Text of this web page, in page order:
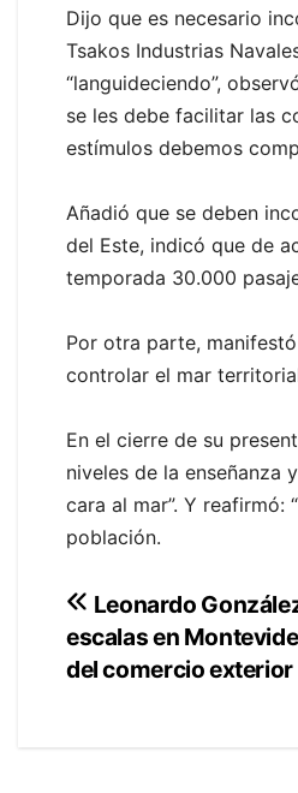
Dijo que es necesario
Tsakos Industrias
“languideciendo”,
se les debe facilitar las
estímulos debemos
Añadió que se deben
del Este, indicó que de
temporada 30.000
Por otra parte,
controlar el mar
En el cierre de su
niveles de la enseñanza
cara al mar”. Y reafirmó:
población.
Navegación
de
Leonardo
escalas en
del comercio exterior